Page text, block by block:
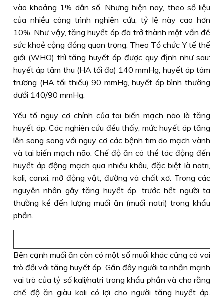
vào khoảng 1% dân số. Nhưng hiện nay, theo số liệu
của nhiều công trình nghiên cứu, tỷ lệ này cao hơn
10%. Như vậy, tăng huyết áp đã trở thành một vấn đề
sức khoẻ cộng đồng quan trọng. Theo Tổ chức Y tế thế
giới (WHO) thì tăng huyết áp được quy định như sau:
huyết áp tâm thu (HA tối đa) 140 mmHg; huyết áp tâm
trương (HA tối thiểu) 90 mmHg, huyết áp bình thường
dưới 140/90 mmHg.
Yếu tố nguy cơ chính của tai biến mạch não là tăng
huyết áp. Các nghiên cứu đều thấy, mức huyết áp tăng
lên song song với nguy cơ các bệnh tim do mạch vành
và tai biến mạch não. Chế độ ăn có thể tác động đến
huyết áp động mạch qua nhiều khâu, đặc biệt là natri,
kali, canxi, mỡ động vật, đường và chất xơ. Trong các
nguyên nhân gây tăng huyết áp, trước hết người ta
thường kể đến lượng muối ăn (muối natri) trong khẩu
phần.
Bên cạnh muối ăn còn có một số muối khác cũng có vai
trò đối với tăng huyết áp. Gần đây người ta nhấn mạnh
vai trò của tỷ số kali/natri trong khẩu phần và cho rằng
chế độ ăn giàu kali có lợi cho người tăng huyết áp.